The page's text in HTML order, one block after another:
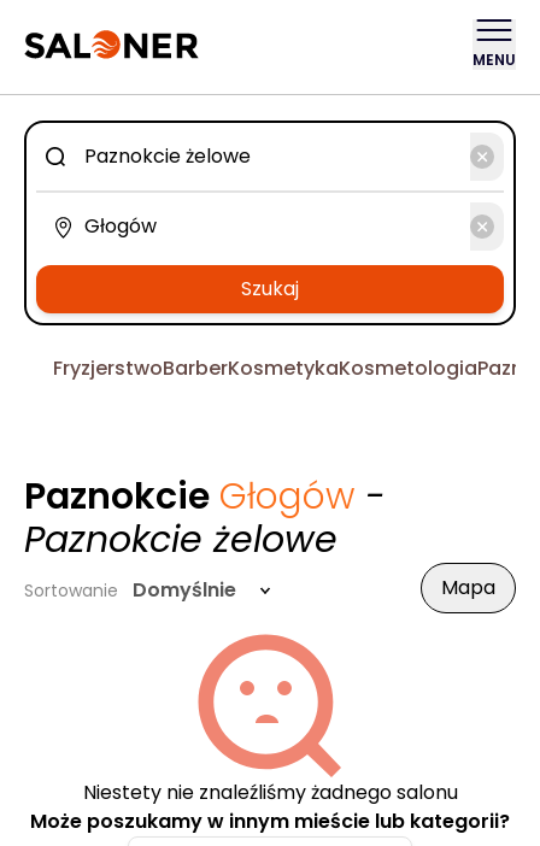
MENU
Szukaj
FryzjerstwoBarberKosmetykaKosmetologia
Paznokcie Głogów -
Paznokcie żelowe
Sortowanie Domyślnie Mapa
Niestety nie znaleźliśmy żadnego salonu
Może poszukamy w innym mieście lub kategorii?